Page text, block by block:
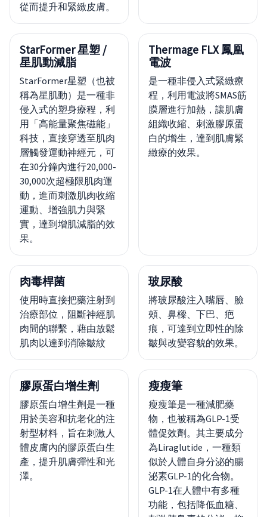
從而提升和緊緻皮膚。
StarFormer 星塑 /
星肌動減脂
StarFormer星塑（也被
稱為星肌動）是一種非
侵入式的塑身療程，利
用「高能量聚焦磁能」
科技，直接穿透至肌肉
層觸發運動神經元，可
在30分鐘內進行20,000-
30,000次超極限肌肉運
動，進而刺激肌肉收縮
運動、增強肌力與緊
實，達到增肌減脂的效
果。
Thermage FLX 鳳凰
電波
是一種非侵入式緊緻療
程，利用電波將SMAS筋
膜層進行加熱，讓肌膚
組織收縮、刺激膠原蛋
白的增生，達到肌膚緊
緻療的效果。
肉毒桿菌
使用時直接把藥注射到
治療部位，阻斷神經肌
肉間的聯繫，藉由放鬆
肌肉以達到消除皺紋
玻尿酸
將玻尿酸注入嘴唇、臉
頰、鼻樑、下巴、疤
痕，可達到立即性的除
皺與改變容貌的效果。
膠原蛋白增生劑
膠原蛋白增生劑是一種
用於美容和抗老化的注
射型材料，旨在刺激人
體皮膚內的膠原蛋白生
產，提升肌膚彈性和光
澤。
瘦瘦筆
瘦瘦筆是一種減肥藥
物，也被稱為GLP-1受
體促效劑。其主要成分
為Liraglutide，一種類
似於人體自身分泌的腸
泌素GLP-1的化合物。
GLP-1在人體中有多種
功能，包括降低血糖、